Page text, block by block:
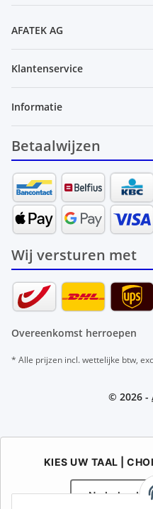
AFATEK AG
Klantenservice
Informatie
Betaalwijzen
Wij versturen met
Overeenkomst herroepen
* Alle prijzen incl. wettelijke btw,
© 2026 -
KIES UW TAAL |
Nederlands